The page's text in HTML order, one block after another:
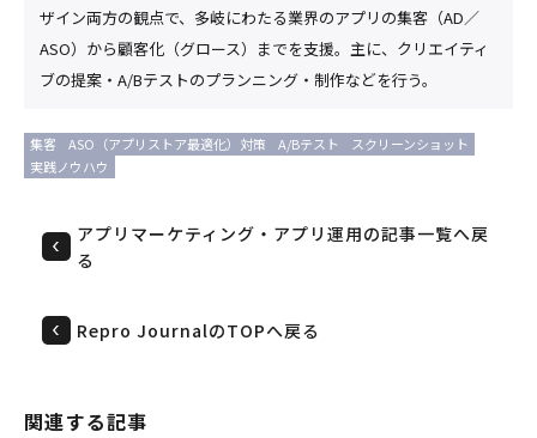
ザイン両方の観点で、多岐にわたる業界のアプリの集客（AD／
ASO）から顧客化（グロース）までを支援。主に、クリエイティ
ブの提案・A/Bテストのプランニング・制作などを行う。
集客 ASO（アプリストア最適化）対策 A/Bテスト
スクリーンショット
実践ノウハウ
アプリマーケティング・アプリ運用の記事一覧へ戻
る
Repro JournalのTOPへ戻る
関連する記事